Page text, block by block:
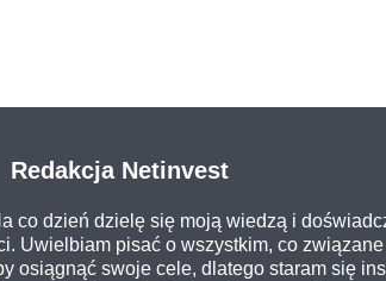
Redakcja Netinvest
co dzień dzielę się moją wiedzą i
Uwielbiam pisać o wszystkim, co
osiągnąć swoje cele, dlatego staram się